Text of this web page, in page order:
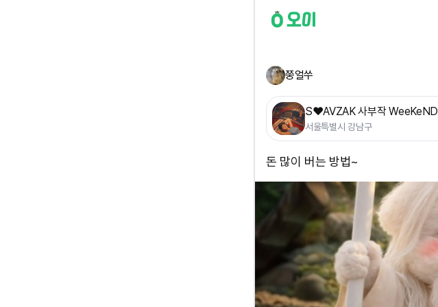
쭝얼쑤
S❤️AVZAK 사부작 WeeKeND
서울특별시 강남구
돈 많이 버는 방법~